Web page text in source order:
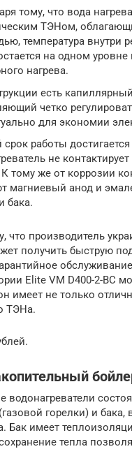
тому, что вода
ТЭНом,
температура внутри
на одном уровне
нагрева.
есть
четко
для экономии
работы достигается
не
тому же от коррозии
магниевый анод и
бака.
что производитель
получить быструю
Elite VM D400-2-BC
имеет не только
ТЭНа.
водонагреватели
горелки) и бака,
Бак имеет
тепла